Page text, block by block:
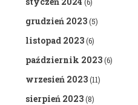
grudzień 2023(5)
listopad 2023(6)
październik 2023(6)
wrzesień 2023(11)
sierpień 2023(8)